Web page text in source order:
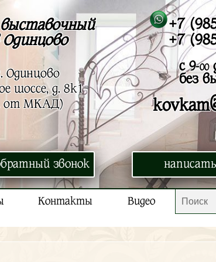
+7
+7
с 9-00
без
kovkam
Одинцово
шоссе, д. 8к1
от МКАД)
звонок
Контакты Видео